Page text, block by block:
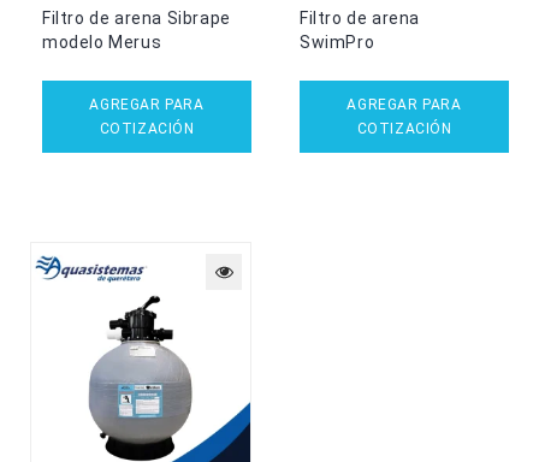
Filtro de arena Sibrape
modelo Merus
AGREGAR PARA
COTIZACIÓN
Filtro de arena
SwimPro
AGREGAR PARA
COTIZACIÓN